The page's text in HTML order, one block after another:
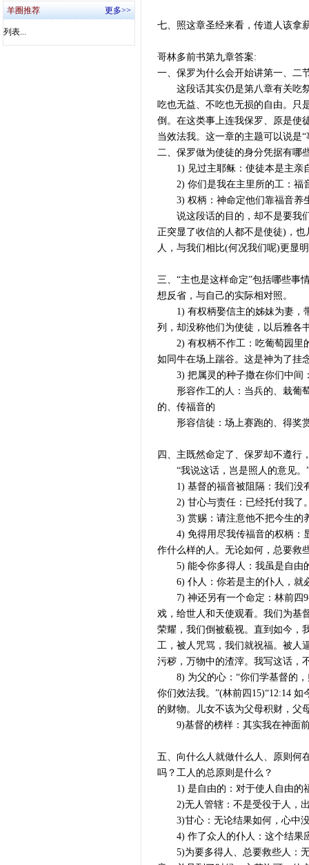
羊圈推荐 更多>>
列表...
七、照这章圣经来看，传道人该拿
哥林多前书第九章答案:
一、保罗为什么会开始讲第一、二
这段话其实仍是第八章有关吃祭
吃也无益、不吃也无损的自由。只
倒。在这类事上连我保罗、原是使
当效法我。这一章的主题可以说是
二、保罗做为使徒的身分凭据有哪
1) 见过主耶稣：使徒本是主亲
2) 你们是我在主里所的工：福音
3) 权柄：神命定他们靠福音养
说这段话的目的，却不是要我们
正突显了收信的人都不是使徒)，
人，与我们相比(何况我们呢)更显
三、“主也是这样命定”包括哪些事
想反省，与自己的实际相对照。
1) 有权柄娶信主的姊妹为妻，带
列，却没称他们为使徒，以后雅各
2) 有权柄不作工：吃葡萄园里的
如同牛在场上踹谷。这是神为了挂
3) 把属灵的种子撒在你们中间
形容作工的人：当兵的、栽葡萄
的、传福音的
形容信徒：场上赛跑的、得奖赏
四、主既然命定了、保罗却不遵行
“我说这话，岂是照人的意见。
1) 基督的福音被阻隔：我们没
2) 甘心与责任：已经托付我了。
3) 赏赐：请注意他不把今生的养
4) 免得用尽我传福音的权柄：显
作什么样的人。无论如何，总要救
5) 能令你多得人：我虽是自由的
6) 仆人：你若是主的仆人，就
7) 神还另有一个命定：林前四9-
戏，给世人和天使观看。我们为基
荣耀，我们倒被藐视。直到如今，
工，被人咒骂，我们就祝福。被人
污秽，万物中的渣滓。我写这话，
8) 为父的心：“你们学基督的，
你们效法我。”(林前四15)“12:14
的财物。儿女不该为父母积财，父
9)基督的榜样：其实我在神面前
五、向什么人就做什么人、原则何
吗？工人的总原则是什么？
1) 是自由的：对于使人自由的福
2)无人管辖：不是受役于人，出
3)甘心：无论结果如何，心中没
4) 作了众人的仆人：这个结果应
5)为要多得人、总要救些人：无